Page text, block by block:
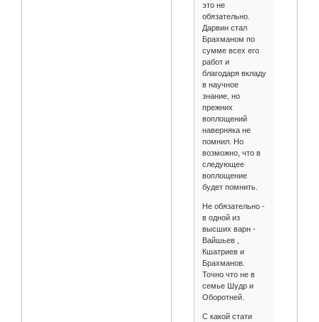
это не
обязательно.
Дарвин стал
Брахманом по
сумме всех его
работ и
благодаря вкладу
в научное
знание, но
прежних
воплощений
наверняка не
помнил. Но
возможно, что в
следующее
воплощение
будет помнить.
Не обязательно -
в одной из
высших варн -
Вайшьев ,
Кшатриев и
Брахманов.
Точно что не в
семье Шудр и
Оборотней.
С какой стати